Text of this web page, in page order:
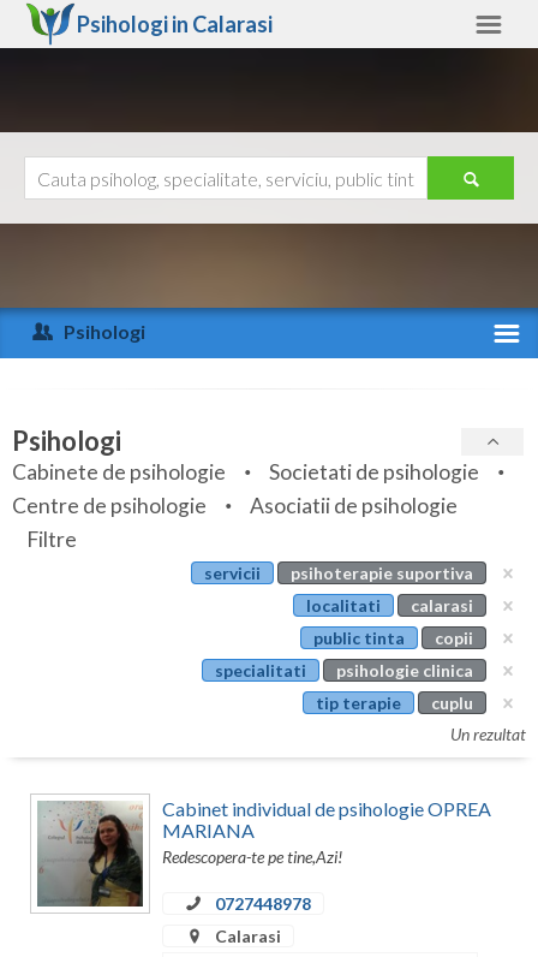
Psihologi in Calarasi
Arad
Arges
Bihor
Bistrita-Nasaud
Botosani
Calarasi
Caras-Severin
Ajutor
Psihologi
Specialitati
Servicii
Articole
Psihologi
Cabinete de psihologie
Societati de psihologie
Centre de psihologie
Asociatii de psihologie
Filtre
servicii
psihoterapie suportiva
localitati
calarasi
public tinta
copii
specialitati
psihologie clinica
tip terapie
cuplu
Un rezultat
Cabinet individual de psihologie OPREA
MARIANA
Redescopera-te pe tine,Azi!
0727448978
Calarasi